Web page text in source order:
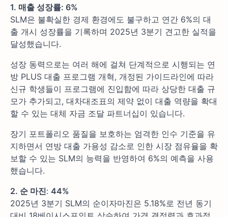
1. 매출 성장률: 6%
SLM은 불확실한 경제 환경에도 불구하고 연간 6%의 대
출 개시 성장률을 기록하며 2025년 3분기 견고한 실적을
달성했습니다.
성장 동력으로는 여러 해에 걸쳐 단계적으로 시행되는 연
방 PLUS 대출 프로그램 개혁, 개정된 가이드라인에 따라
신규 학생들이 프로그램에 진입함에 따라 상당한 대출 규
모가 추가되고, 대차대조표의 제약 없이 대출 역량을 확대
할 수 있는 대체 자금 조달 파트너십이 있습니다.
장기 포트폴리오 품질을 보호하는 엄격한 인수 기준을 유
지하면서 연방 대출 가용성 감소로 인한 시장 점유율을 확
보할 수 있는 SLM의 능력을 반영하여 6%의 예측을 사용
했습니다.
2. 순 마진: 44%
2025년 3분기 SLM의 순이자마진은 5.18%로 전년 동기